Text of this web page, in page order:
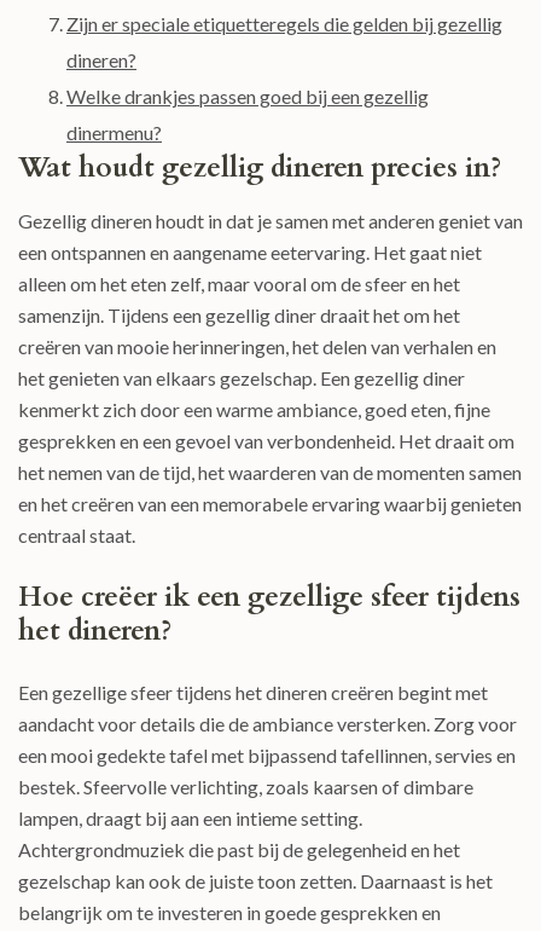
Zijn er speciale etiquetteregels die gelden bij gezellig
dineren?
Welke drankjes passen goed bij een gezellig
dinermenu?
Wat houdt gezellig dineren precies in?
Gezellig dineren houdt in dat je samen met anderen geniet van
een ontspannen en aangename eetervaring. Het gaat niet
alleen om het eten zelf, maar vooral om de sfeer en het
samenzijn. Tijdens een gezellig diner draait het om het
creëren van mooie herinneringen, het delen van verhalen en
het genieten van elkaars gezelschap. Een gezellig diner
kenmerkt zich door een warme ambiance, goed eten, fijne
gesprekken en een gevoel van verbondenheid. Het draait om
het nemen van de tijd, het waarderen van de momenten samen
en het creëren van een memorabele ervaring waarbij genieten
centraal staat.
Hoe creëer ik een gezellige sfeer tijdens
het dineren?
Een gezellige sfeer tijdens het dineren creëren begint met
aandacht voor details die de ambiance versterken. Zorg voor
een mooi gedekte tafel met bijpassend tafellinnen, servies en
bestek. Sfeervolle verlichting, zoals kaarsen of dimbare
lampen, draagt bij aan een intieme setting.
Achtergrondmuziek die past bij de gelegenheid en het
gezelschap kan ook de juiste toon zetten. Daarnaast is het
belangrijk om te investeren in goede gesprekken en